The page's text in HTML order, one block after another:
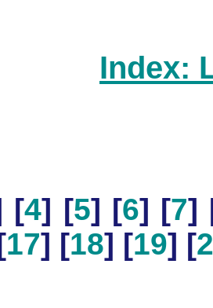
Index:
[4] [5] [6] [7]
17] [18] [19] [